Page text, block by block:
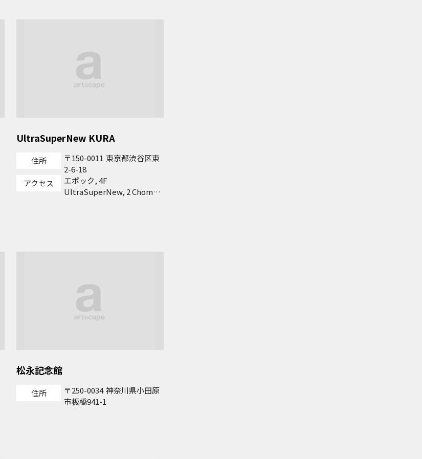
UltraSuperNew KURA
住所 150-0011 東京都渋谷区東
2-6-18
アクセス
エポック, 4F
UltraSuperNew, 2 Chome-
松永記念館
住所 250-0034 神奈川県小田原
市板橋941-1